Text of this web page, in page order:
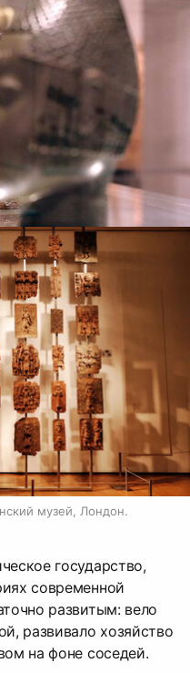
музей, Лондон.
государство,
современной
развитым: вело
развивало хозяйство
на фоне соседей.